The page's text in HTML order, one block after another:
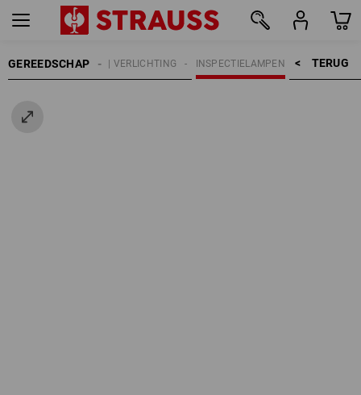
GEREEDSCHAP TERUG    >
INSPECTIELAMPEN
LAMPEN | VERLICHTING